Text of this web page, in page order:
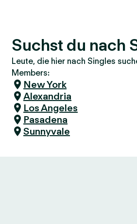
Suchst du nach
Leute, die hier nach Singles
Members:
New York
Alexandria
Los Angeles
Pasadena
Sunnyvale